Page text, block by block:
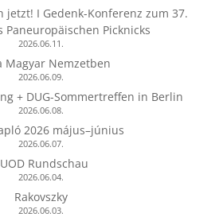
jetzt! I Gedenk-Konferenz zum 37.
Paneuropäischen Picknicks
2026.06.11.
Magyar Nemzetben
2026.06.09.
+ DUG-Sommertreffen in Berlin
2026.06.08.
2026 május–június
2026.06.07.
Rundschau
2026.06.04.
Rakovszky
2026.06.03.